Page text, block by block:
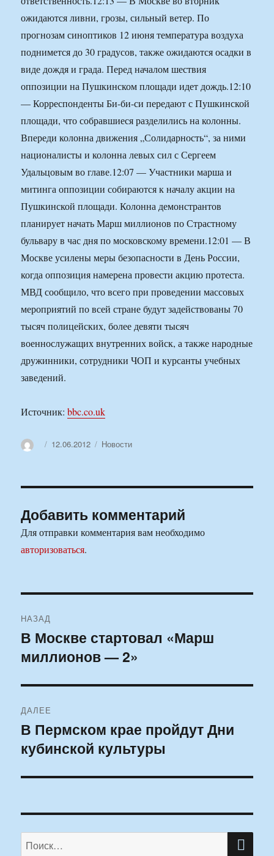
Источник:bbc.co.uk
АвторОпубликовано
12.06.2012 Рубрики
Новости
Добавить комментарий
Для отправки комментария вам необходимо
авторизоваться.
по
записям
НАЗАД
Предыдущая
запись:
В Москве стартовал «Марш
миллионов — 2»
ДАЛЕЕ
Следующая
запись:
В Пермском крае пройдут Дни
кубинской культуры
Искать: